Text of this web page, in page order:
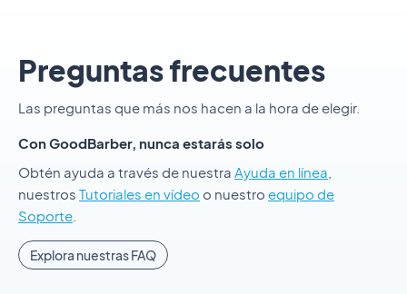
Preguntas frecuentes
Las preguntas que más nos hacen a la hora de elegir.
Con GoodBarber, nunca estarás solo
Obtén ayuda a través de nuestra Ayuda en línea
nuestros Tutoriales en vídeo o nuestro equipo de
Soporte
Explora nuestras FAQ